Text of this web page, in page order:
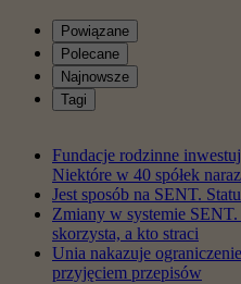
Powiązane
Polecane
Najnowsze
Tagi
Fundacje rodzinne
Niektóre w 40 spółek naraz
Jest sposób na SENT.
Zmiany w systemie
skorzysta, a kto straci
Unia nakazuje
przyjęciem przepisów